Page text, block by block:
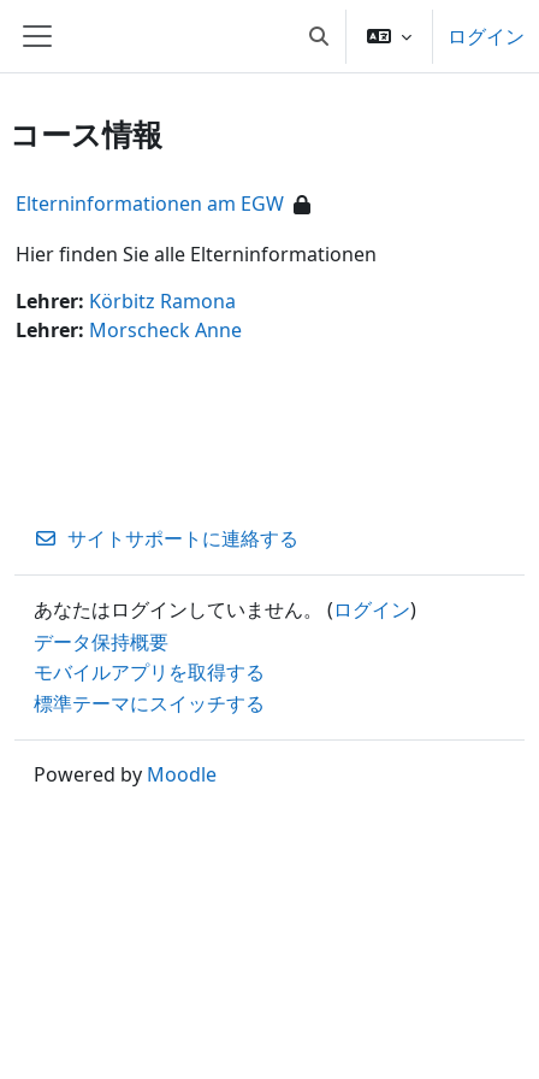
サイドパネル 検索入力に切り替える
ログイン
コース情報
Elterninformationen am EGW
Hier finden Sie alle Elterninformationen
Lehrer: Körbitz Ramona
Lehrer: Morscheck Anne
サイトサポートに連絡する
あなたはログインしていません。 (ログイン)
データ保持概要
モバイルアプリを取得する
標準テーマにスイッチする
Powered by Moodle